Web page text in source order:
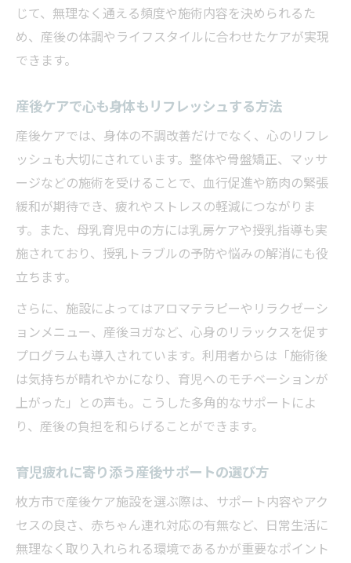
じて、無理なく通える頻度や施術内容を決められるた
め、産後の体調やライフスタイルに合わせたケアが実現
できます。
産後ケアで心も身体もリフレッシュする方法
産後ケアでは、身体の不調改善だけでなく、心のリフレ
ッシュも大切にされています。整体や骨盤矯正、マッサ
ージなどの施術を受けることで、血行促進や筋肉の緊張
緩和が期待でき、疲れやストレスの軽減につながりま
す。また、母乳育児中の方には乳房ケアや授乳指導も実
施されており、授乳トラブルの予防や悩みの解消にも役
立ちます。
さらに、施設によってはアロマテラピーやリラクゼーシ
ョンメニュー、産後ヨガなど、心身のリラックスを促す
プログラムも導入されています。利用者からは「施術後
は気持ちが晴れやかになり、育児へのモチベーションが
上がった」との声も。こうした多角的なサポートによ
り、産後の負担を和らげることができます。
育児疲れに寄り添う産後サポートの選び方
枚方市で産後ケア施設を選ぶ際は、サポート内容やアク
セスの良さ、赤ちゃん連れ対応の有無など、日常生活に
無理なく取り入れられる環境であるかが重要なポイント